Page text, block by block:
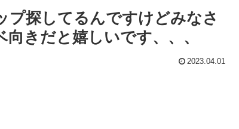
プ探してるんですけどみなさ
きだと嬉しいです、、、
2023.04.01